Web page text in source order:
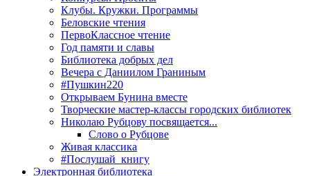
Клубы. Кружки. Программы
Беловские чтения
ПервоКлассное чтение
Год памяти и славы
Библиотека добрых дел
Вечера с Даниилом Граниным
#Пушкин220
Открываем Бунина вместе
Творческие мастер-классы городских библиотек
Николаю Рубцову посвящается...
Слово о Рубцове
Живая классика
#Послушай_книгу
Электронная библиотека